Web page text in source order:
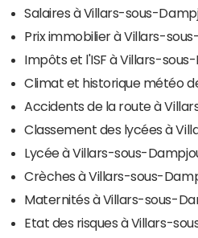
Salaires à Villars-sous-
Prix immobilier à Villars-
Impôts et l'ISF à Villars-
Climat et historique météo
Accidents de la route à
Classement des lycées à
Lycée à Villars-sous-
Crèches à Villars-sous-
Maternités à Villars-sous-
Etat des risques à Villars-